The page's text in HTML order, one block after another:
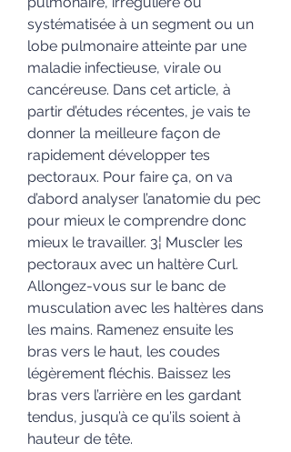
systématisée à un segment ou un
lobe pulmonaire atteinte par une
maladie infectieuse, virale ou
cancéreuse. Dans cet article, à
partir d’études récentes, je vais te
donner la meilleure façon de
rapidement développer tes
pectoraux. Pour faire ça, on va
d’abord analyser l’anatomie du pec
pour mieux le comprendre donc
mieux le travailler. 3¦ Muscler les
pectoraux avec un haltère Curl.
Allongez-vous sur le banc de
musculation avec les haltères dans
les mains. Ramenez ensuite les
bras vers le haut, les coudes
légèrement fléchis. Baissez les
bras vers l’arrière en les gardant
tendus, jusqu’à ce qu’ils soient à
hauteur de tête.